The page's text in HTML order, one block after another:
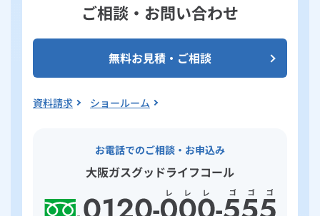
ご相談・お問い合わせ
無料お見積・ご相談
資料請求 ショールーム
お電話でのご相談・お申込み
大阪ガスグッドライフコール